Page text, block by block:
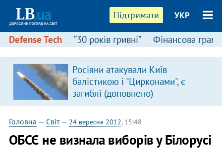
Підтримати УКР
Defense Tech “30 років гривні” Фінансова
Росіяни атакували Київ
балістикою і "Цирконами", є
загиблі (доповнено)
Головна — Світ— 24 вересня 2012, 15:48
ОБСЄ не визнала виборів у Білорусі